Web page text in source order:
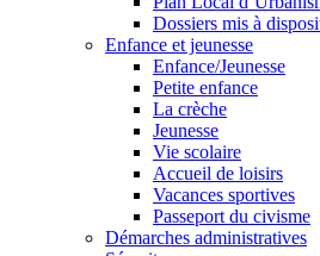
Dossiers mis à
Enfance et jeunesse
Enfance/Jeunesse
Petite enfance
La crèche
Jeunesse
Vie scolaire
Accueil de loisirs
Vacances sportives
Passeport du civisme
Démarches administratives